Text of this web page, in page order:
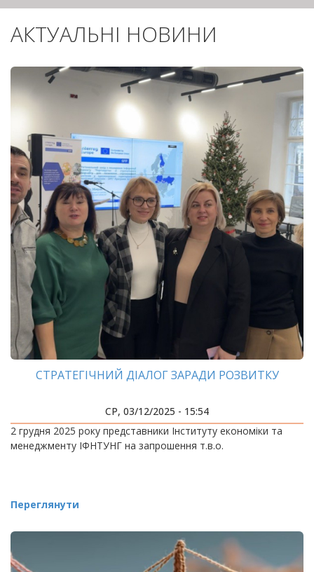
АКТУАЛЬНІ НОВИНИ
СТРАТЕГІЧНИЙ ДІАЛОГ ЗАРАДИ РОЗВИТКУ
СР, 03/12/2025 - 15:54
2 грудня 2025 року представники Інституту економіки та
менеджменту ІФНТУНГ на запрошення т.в.о.
Переглянути